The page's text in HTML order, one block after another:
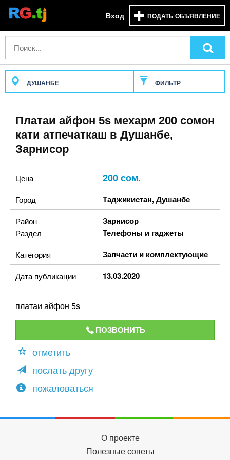
Вход ПОДАТЬ ОБЪЯВЛЕНИЕ
ДУШАНБЕ ФИЛЬТР
Платаи айфон 5s мехарм 200 сомон
кати атпечаткаш в Душанбе,
Зарнисор
Цена 200 сом.
Город Таджикистан,Душанбе
Район Зарнисор
Раздел Телефоны и гаджеты
Категория Запчасти и комплектующие
Дата публикации 13.03.2020
платаи айфон 5s
ПОЗВОНИТЬ
отметить
послать другу
пожаловаться
О проекте
Полезные советы